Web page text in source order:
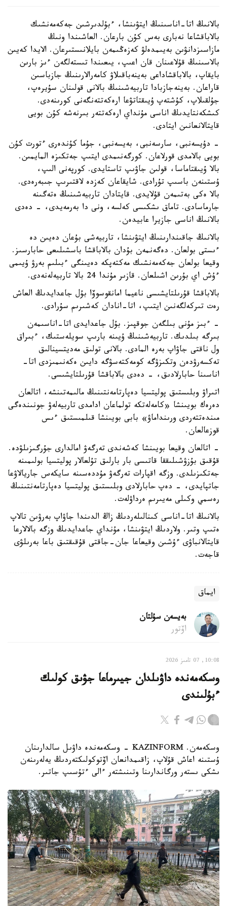
بالانىڭ اتا-اناسىنىڭ ايتۋىنشا، ءبۇلدىرشىن جەكەمەنشىك
بالاباقشاعا نەبارى بەس كۇن بارعان. العاشىندا ونىڭ
مازاسىزدانۋىن بەيىمدەلۋ كەزەڭىمەن بايلانىستىرعان. الايدا كەيىن
بالاسىنىڭ قۇلاعىنان قان اعىپ، يىعىندا تىستەلگەن ءىز بارىن
بايقاپ، بالاباقشاداعى بەينەباقىلاۋ كامەرالارىنىڭ جازباسىن
قاراعان. بەينەجازبادا تاربيەشىنىڭ بالانى قولىنان سۇيرەپ،
جۇلقىلاپ، كۇشتەپ ۇيىقتاتۋعا ارەكەتتەنگەنى كورىنەدى.
كىشكەنتايدىڭ اناسى مۇنداي ارەكەتتەر بىرنەشە كۇن بويى
قايتالانعانىن ايتادى.
- دۇيسەنبى، سارسەنبى، بەيسەنبى، جۇما كۇندەرى ءتورت كۇن
بويى بالامدى قورلاعان. كورگەنىمدى ايتىپ جەتكىزە المايمىن.
بالا ۇيىقتاماسا، قولىن جاۋىپ تاستايدى. كورپەنى الىپ،
ۇستىنەن باسىپ تۇرادى. شايقاعان كەزدە لاقتىرىپ جىبەرەدى.
بالا ەكى بەتىمەن قۇلايدى. قايتادان تاربيەشىنىڭ ەتەگىنە
جارماسادى. تاماق ىشكىسى كەلسە، ونى دا بەرمەيدى، - دەدى
بالانىڭ اناسى جازيرا عابيدەن.
بالانىڭ جاقىندارىنىڭ ايتۋىنشا، تاربيەشى بۇعان دەيىن دە
ءىستى بولعان. دەگەنمەن بۇدان بالاباقشا باسشىلىعى حابارسىز.
وقيعا بولعان جەكەمەنشىك مەكتەپكە دەيىنگى ءبىلىم بەرۋ ۇيىمى
ءۇش اي بۇرىن اشىلعان. قازىر مۇندا 24 بالا تاربيەلەنەدى.
بالاباقشا قۇرىلتايشىسى ناعيما امانقوسوۆا بۇل جاعدايدىڭ العاش
رەت تىركەلگەنىن ايتىپ، اتا-انادان كەشىرىم سۇرادى.
- ءبىز مۇنى بىلگەن جوقپىز. بۇل جاعدايدى اتا-اناسىمەن
بىرگە بىلدىك. تاربيەشىنىڭ ۇيىنە بارىپ سويلەستىك، ءبىراق
ول ناقتى جاۋاپ بەرە المادى. بالانى تولىق مەديتسينالىق
تەكسەرۋدەن وتكىزۋگە كومەكتەسۋگە دايىن ەكەنىمىزدى اتا-
اناسىنا حابارلادىق، - دەدى بالاباقشا قۇرىلتايشىسى.
اتىراۋ وبلىستىق پوليتسيا دەپارتامەنتىنىڭ مالىمەتىنشە، اتالعان
دەرەك بويىنشا «كامەلەتكە تولماعان ادامدى تاربيەلەۋ جونىندەگى
مىندەتتەردى ورىنداماۋ» بابى بويىنشا قىلمىستىق ءىس
قوزعالعان.
- اتالعان وقيعا بويىنشا كەشەندى تەرگەۋ امالدارى جۇرگىزىلۋدە.
قۇقىق بۇزۋشىلىققا قاتىسى بار بارلىق تۇلعالار پوليتسيا بولىمىنە
جەتكىزىلدى. وزگە اقپارات تەرگەۋ مۇددەسىنە سايكەس جاريالاۋعا
جاتپايدى، - دەپ حابارلادى وبلىستىق پوليتسيا دەپارتامەنتىنىڭ
رەسمي وكىلى مەيىرىم ەرداۋلەت.
بالانىڭ اتا-اناسى كىنالىلەردىڭ زاڭ الدىندا جاۋاپ بەرۋىن تالاپ
ەتىپ وتىر. ولاردىڭ ايتۋىنشا، مۇنداي جاعدايدىڭ وزگە بالالارعا
قايتالانباۋى ءۇشىن وقيعاعا جان-جاقتى قۇقىقتىق باعا بەرىلۋى
قاجەت.
ايماق
بەيسەن سۇلتان
اۆتور
10:08, 07 تامىز 2026
وسكەمەندە داۋىلدان جيىرماعا جۋىق كولىك
ءبۇلىندى
وسكەمەن. KAZINFORM - وسكەمەندە داۋىل سالدارىنان
ۇستىنە اعاش قۇلاپ، زاقىمدانعان اۆتوكولىكتەردىڭ يەلەرىنەن
ىشكى ىستەر ورگاندارىنا وتىنىشتەر ءالى ءتۇسىپ جاتىر.